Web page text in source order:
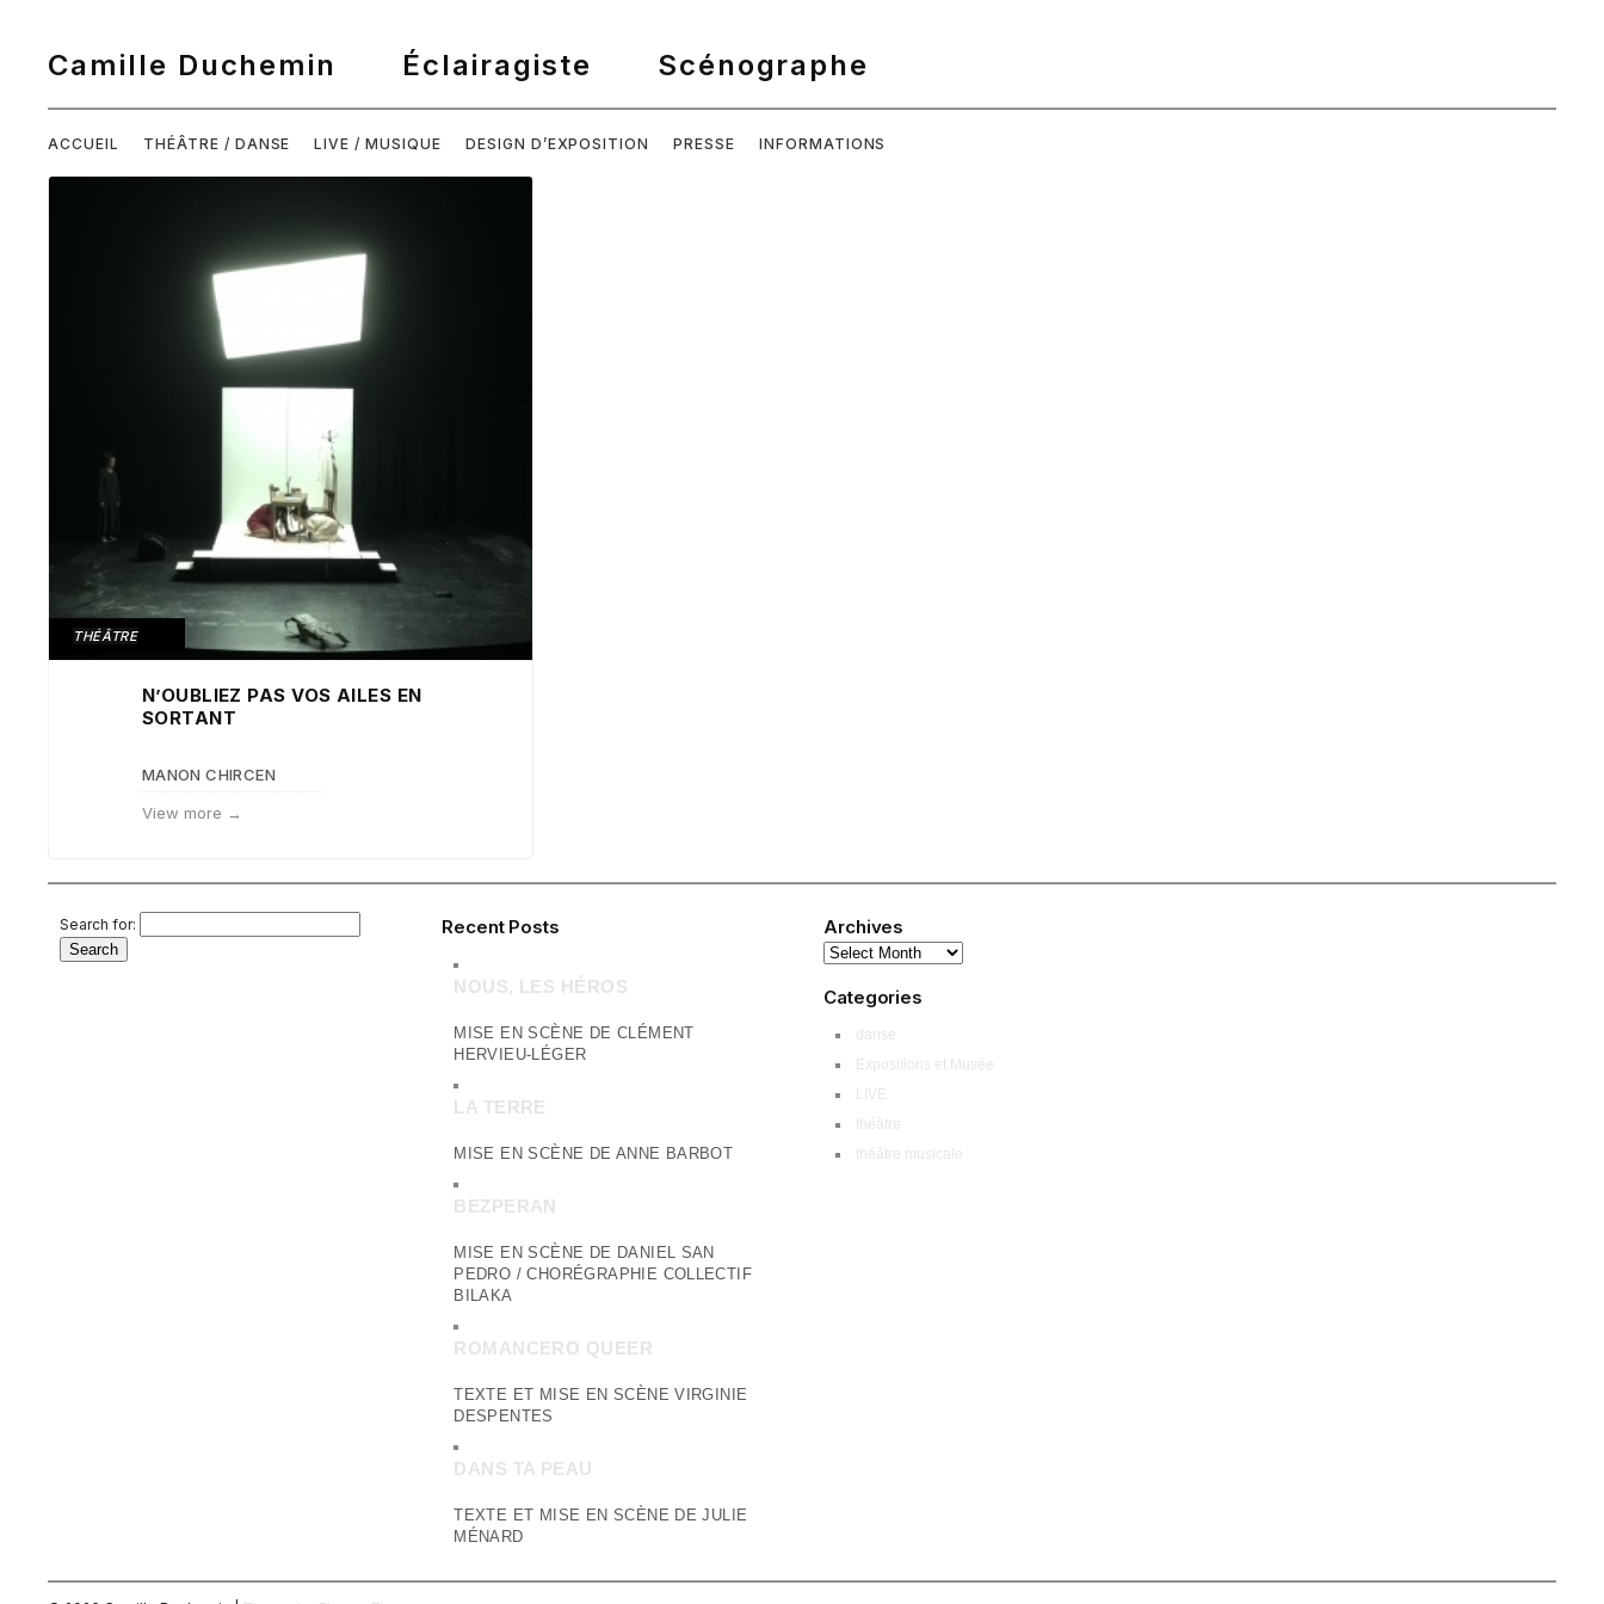
ACCUEIL THÉÂTRE / DANSE LIVE / MUSIQUE DESIGN D’EXPOSITION PRESSE INFORMATIONS
THÉÂTRE
N’OUBLIEZ PAS VOS AILES EN
SORTANT
MANON CHIRCEN
View more →
Search for: Recent Posts
NOUS, LES HÉROS
MISE EN SCÈNE DE CLÉMENT
HERVIEU-LÉGER
LA TERRE
MISE EN SCÈNE DE ANNE BARBOT
BEZPERAN
MISE EN SCÈNE DE DANIEL SAN
PEDRO / CHORÉGRAPHIE COLLECTIF
BILAKA
ROMANCERO QUEER
TEXTE ET MISE EN SCÈNE VIRGINIE
DESPENTES
DANS TA PEAU
TEXTE ET MISE EN SCÈNE DE JULIE
MÉNARD
Archives
Categories
danse
Expositions et Musée
LIVE
théâtre
théâtre musicale